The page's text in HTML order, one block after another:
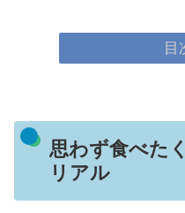
目
思わず食べた
リアル